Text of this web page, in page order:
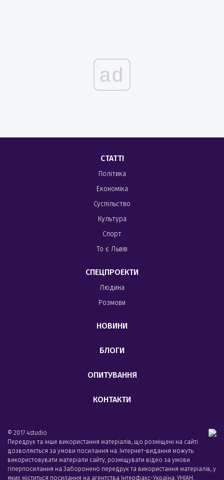
ad
СТАТТІ
Політика
Економіка
Суспільство
Культура
Спорт
То є Львів
СПЕЦПРОЕКТИ
Людина
Розмови
НОВИНИ
БЛОГИ
ОПИТУВАННЯ
КОНТАКТИ
© 2017 4studio
Передрук та інше використання матеріалів, що розміщені на сайті
дозволяється за умови посилання на. Інтернет-видання можуть
використовувати матеріали сайту, розміщувати відео за умови
гіперпосилання на Заборонено передрук та використання матеріалів, у
яких міститься посилання на агентства Iнтерфакс-Україна, УНIАН,